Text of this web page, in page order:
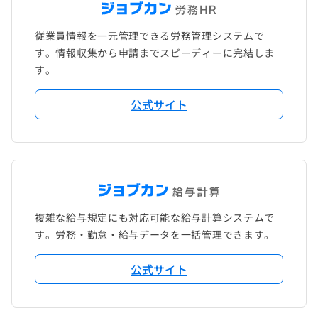
従業員情報を一元管理できる労務管理システムで
す。情報収集から申請までスピーディーに完結しま
す。
公式サイト
複雑な給与規定にも対応可能な給与計算システムで
す。労務・勤怠・給与データを一括管理できます。
公式サイト